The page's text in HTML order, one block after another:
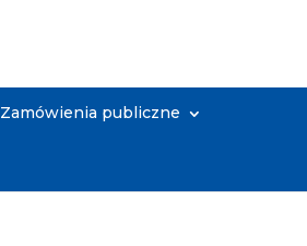
Zamówienia publiczne